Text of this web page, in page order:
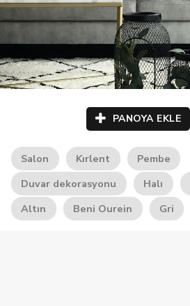
PANOYA EKLE
Salon Kırlent
Pembe
Duvar dekorasyonu
Halı
Altın
Beni Ourein Gri